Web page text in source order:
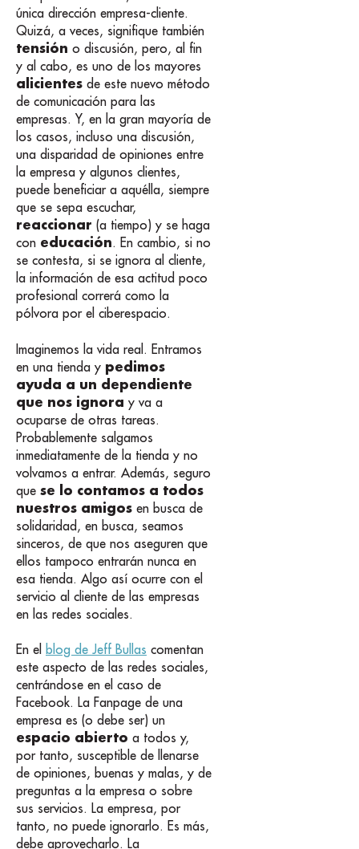
única dirección empresa-cliente.
Quizá, a veces, signifique también
tensión o discusión, pero, al fin
y al cabo, es uno de los mayores
alicientes de este nuevo método
de comunicación para las
empresas. Y, en la gran mayoría de
los casos, incluso una discusión,
una disparidad de opiniones entre
la empresa y algunos clientes,
puede beneficiar a aquélla, siempre
que se sepa escuchar,
reaccionar (a tiempo) y se haga
con educación. En cambio, si no
se contesta, si se ignora al cliente,
la información de esa actitud poco
profesional correrá como la
pólvora por el ciberespacio.
Imaginemos la vida real. Entramos
en una tienda y pedimos
ayuda a un dependiente
que nos ignora y va a
ocuparse de otras tareas.
Probablemente salgamos
inmediatamente de la tienda y no
volvamos a entrar. Además, seguro
que se lo contamos a todos
nuestros amigos en busca de
solidaridad, en busca, seamos
sinceros, de que nos aseguren que
ellos tampoco entrarán nunca en
esa tienda. Algo así ocurre con el
servicio al cliente de las empresas
en las redes sociales.
En el blog de Jeff Bullas comentan
este aspecto de las redes sociales,
centrándose en el caso de
Facebook. La Fanpage de una
empresa es (o debe ser) un
espacio abierto a todos y,
por tanto, susceptible de llenarse
de opiniones, buenas y malas, y de
preguntas a la empresa o sobre
sus servicios. La empresa, por
tanto, no puede ignorarlo. Es más,
debe aprovecharlo. La